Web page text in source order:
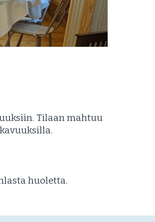
Tilaan mahtuu
huoletta.